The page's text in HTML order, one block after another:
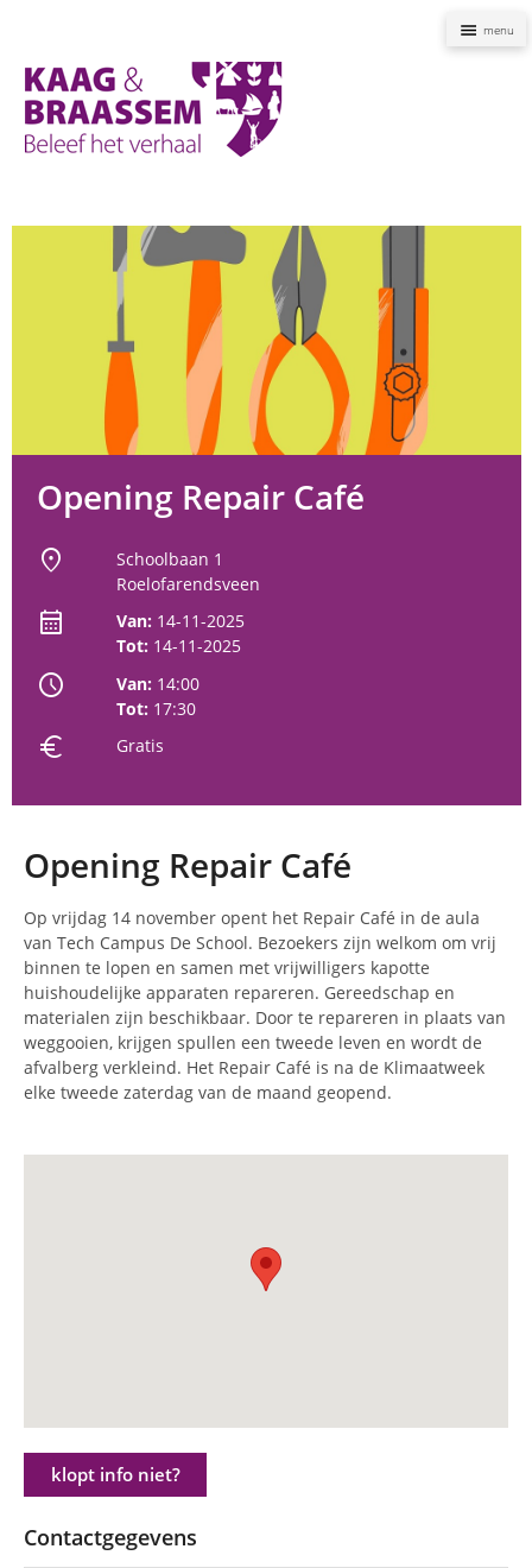
Opening Repair Café
location_on
Schoolbaan 1
Roelofarendsveen
calendar_month Van: 14-11-2025
Tot: 14-11-2025
schedule Van: 14:00
Tot: 17:30
euro Gratis
Opening Repair Café
Op vrijdag 14 november opent het Repair Café in de aula
van Tech Campus De School. Bezoekers zijn welkom om vrij
binnen te lopen en samen met vrijwilligers kapotte
huishoudelijke apparaten repareren. Gereedschap en
materialen zijn beschikbaar. Door te repareren in plaats van
weggooien, krijgen spullen een tweede leven en wordt de
afvalberg verkleind. Het Repair Café is na de Klimaatweek
elke tweede zaterdag van de maand geopend.
klopt info niet?
Contactgegevens